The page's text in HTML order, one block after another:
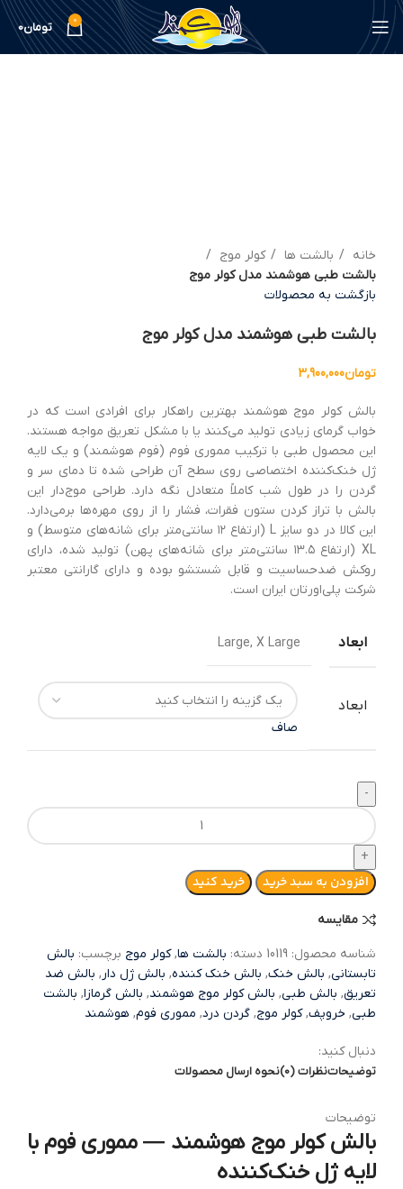
0 تومان0
خانه بالشت ها
کولر موج
بالشت طبی هوشمند مدل کولر موج
بازگشت به محصولات
بالشت طبی هوشمند مدل کولر موج
تومان3,900,000
بالش کولر موج هوشمند بهترین راهکار برای افرادی است که در
خواب گرمای زیادی تولید می‌کنند یا با مشکل تعریق مواجه هستند.
این محصول طبی با ترکیب مموری فوم (فوم هوشمند) و یک لایه
ژل خنک‌کننده اختصاصی روی سطح آن طراحی شده تا دمای سر و
گردن را در طول شب کاملاً متعادل نگه دارد. طراحی موج‌دار این
بالش با تراز کردن ستون فقرات، فشار را از روی مهره‌ها برمی‌دارد.
این کالا در دو سایز L (ارتفاع ۱۲ سانتی‌متر برای شانه‌های متوسط) و
XL (ارتفاع ۱۳.۵ سانتی‌متر برای شانه‌های پهن) تولید شده، دارای
روکش ضدحساسیت و قابل شستشو بوده و دارای گارانتی معتبر
شرکت پلی‌اورتان ایران است.
ابعاد Large, X Large
ابعاد
صاف
افزودن به سبد خرید خرید کنید
مقایسه
شناسه محصول: 10119 دسته: بالشت ها, کولر موج برچسب: بالش
تابستانی, بالش خنک, بالش خنک کننده, بالش ژل دار, بالش ضد
تعریق, بالش طبی, بالش کولر موج هوشمند, بالش گرمازا, بالشت
طبی, خروپف, کولر موج, گردن درد, مموری فوم, هوشمند
دنبال کنید:
توضیحاتنظرات (0) نحوه ارسال محصولات
توضیحات
بالش کولر موج هوشمند — مموری فوم با
لایه ژل خنک‌کننده